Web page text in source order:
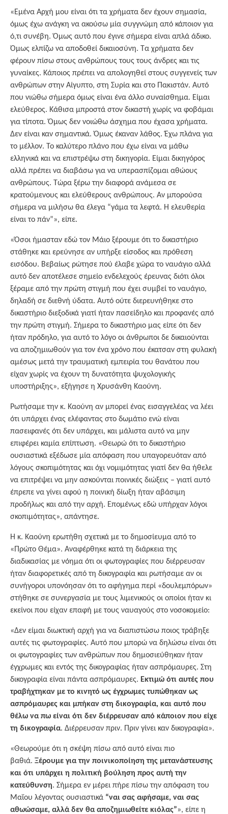
«Εμένα Αρχή μου είναι ότι τα χρήματα δεν έχουν σημασία,
όμως έχω ανάγκη να ακούσω μία συγγνώμη από κάποιον για
ό,τι συνέβη. Όμως αυτό που έγινε σήμερα είναι απλά άδικο.
Όμως ελπίζω να αποδοθεί δικαιοσύνη. Τα χρήματα δεν
φέρουν πίσω στους ανθρώπους τους τους άνδρες και τις
γυναίκες. Κάποιος πρέπει να απολογηθεί στους συγγενείς των
ανθρώπων στην Αίγυπτο, στη Συρία και στο Πακιστάν. Αυτό
που νιώθω σήμερα όμως είναι ένα άλλο συναίσθημα. Είμαι
ελεύθερος. Κάθισα μπροστά στον δικαστή χωρίς να φοβάμαι
για τίποτα. Όμως δεν νοιώθω άσχημα που έχασα χρήματα.
Δεν είναι καν σημαντικά. Όμως έκαναν λάθος. Έχω πλάνα για
το μέλλον. Το καλύτερο πλάνο που έχω είναι να μάθω
ελληνικά και να επιστρέψω στη δικηγορία. Είμαι δικηγόρος
αλλά πρέπει να διαβάσω για να υπερασπίζομαι αθώους
ανθρώπους. Τώρα ξέρω την διαφορά ανάμεσα σε
κρατούμενους και ελεύθερους ανθρώπους. Αν μπορούσα
σήμερα να μιλήσω θα έλεγα “γάμα τα λεφτά. Η ελευθερία
είναι το πάν”», είπε.
«Όσοι ήμασταν εδώ τον Μάιο ξέρουμε ότι το δικαστήριο
στάθηκε και ερεύνησε αν υπήρξε είσοδος και πρόθεση
εισόδου. Βεβαίως ρώτησε πού έλαβε χώρα το ναυάγιο αλλά
αυτό δεν αποτέλεσε σημείο ενδελεχούς έρευνας διότι όλοι
ξέραμε από την πρώτη στιγμή που έχει συμβεί το ναυάγιο,
δηλαδή σε διεθνή ύδατα. Αυτό ούτε διερευνήθηκε στο
δικαστήριο διεξοδικά γιατί ήταν πασείδηλο και προφανές από
την πρώτη στιγμή. Σήμερα το δικαστήριο μας είπε ότι δεν
ήταν πρόδηλο, για αυτό το λόγο οι άνθρωποι δε δικαιούνται
να αποζημιωθούν για τον ένα χρόνο που έκατσαν στη φυλακή
αμέσως μετά την τραυματική εμπειρία του θανάτου που
είχαν χωρίς να έχουν τη δυνατότητα ψυχολογικής
υποστήριξης», εξήγησε η Χρυσάνθη Καούνη.
Ρωτήσαμε την κ. Καούνη αν μπορεί ένας εισαγγελέας να λέει
ότι υπάρχει ένας ελέφαντας στο δωμάτιο ενώ είναι
πασειφανές ότι δεν υπάρχει, και μάλιστα αυτό να μην
επιφέρει καμία επίπτωση. «Θεωρώ ότι το δικαστήριο
ουσιαστικά εξέδωσε μία απόφαση που υπαγορευόταν από
λόγους σκοπιμότητας και όχι νομιμότητας γιατί δεν θα ήθελε
να επιτρέψει να μην ασκούνται ποινικές διώξεις – γιατί αυτό
έπρεπε να γίνει αφού η ποινική δίωξη ήταν αβάσιμη
προδήλως και από την αρχή. Επομένως εδώ υπήρχαν λόγοι
σκοπιμότητας», απάντησε.
Η κ. Καούνη ερωτήθη σχετικά με το δημοσίευμα από το
«Πρώτο Θέμα». Αναφέρθηκε κατά τη διάρκεια της
διαδικασίας με νόημα ότι οι φωτογραφίες που διέρρευσαν
ήταν διαφορετικές από τη δικογραφία και ρωτήσαμε αν οι
συνήγοροι υπονόησαν ότι το αφήγημα περί «δουλεμπόρων»
στήθηκε σε συνεργασία με τους λιμενικούς οι οποίοι ήταν κι
εκείνοι που είχαν επαφή με τους ναυαγούς στο νοσοκομείο:
«Δεν είμαι διωκτική αρχή για να διαπιστώσω ποιος τράβηξε
αυτές τις φωτογραφίες. Αυτό που μπορώ να δηλώσω είναι ότι
οι φωτογραφίες των ανθρώπων που δημοσιεύθηκαν ήταν
έγχρωμες και εντός της δικογραφίας ήταν ασπρόμαυρες. Στη
δικογραφία είναι πάντα ασπρόμαυρες. Εκτιμώ ότι αυτές που
τραβήχτηκαν με το κινητό ως έγχρωμες τυπώθηκαν ως
ασπρόμαυρες και μπήκαν στη δικογραφία, και αυτό που
θέλω να πω είναι ότι δεν διέρρευσαν από κάποιον που είχε
τη δικογραφία. Διέρρευσαν πριν. Πριν γίνει καν δικογραφία».
«Θεωρούμε ότι η σκέψη πίσω από αυτό είναι πιο
βαθιά. Ξέρουμε για την ποινικοποίηση της μετανάστευσης
και ότι υπάρχει η πολιτική βούληση προς αυτή την
κατεύθυνση. Σήμερα εν μέρει πήρε πίσω την απόφαση του
Μαΐου λέγοντας ουσιαστικά “ναι σας αφήσαμε, ναι σας
αθωώσαμε, αλλά δεν θα αποζημιωθείτε κιόλας”», είπε η